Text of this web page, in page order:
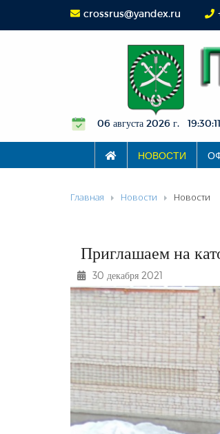
crossrus@yandex.ru
06 августа 2026 г. 19:30:12
НОВОСТИ
Главная Новости Новости
Приглашаем на
30 декабря 2021